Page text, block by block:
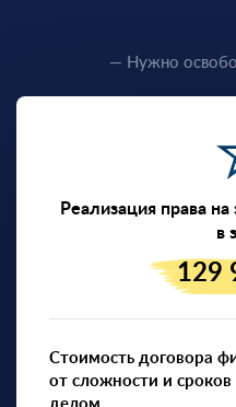
— Нужно
Реализация права
в
129
Стоимость договора
от сложности и